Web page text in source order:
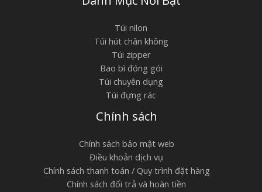
Túi nilon
Túi hút chân không
Túi zipper
Bao bì đóng gói
Túi chuyên dụng
Túi đựng rác
Chính sách
Chính sách bảo mật web
Điều khoản dịch vụ
Chính sách thanh toán / Quy trình đặt hàng
Chính sách đổi trả và hoàn tiền